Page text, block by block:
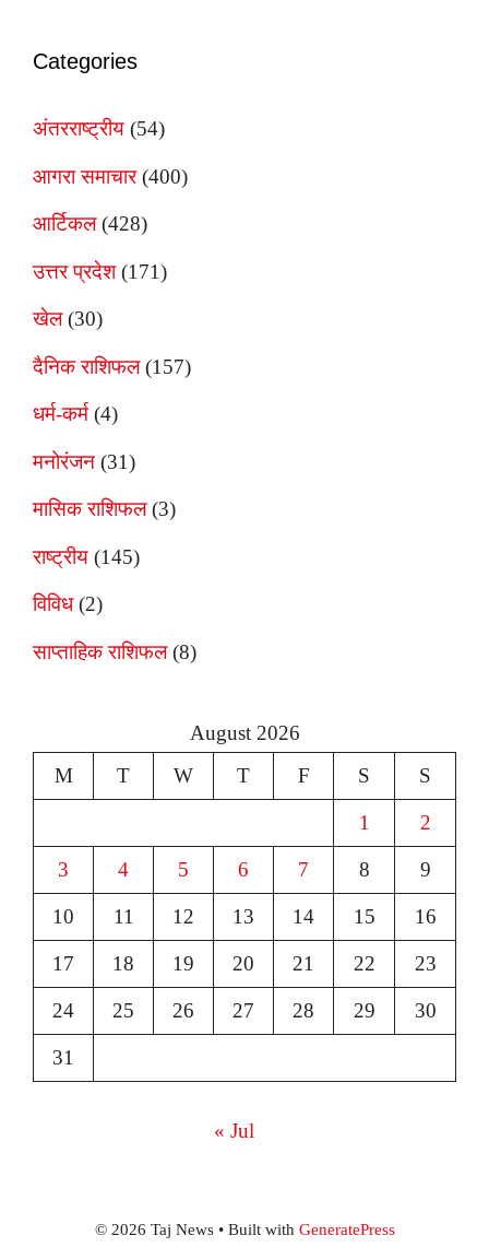
Categories
अंतरराष्ट्रीय (54)
आगरा समाचार(400)
आर्टिकल(428)
उत्तर प्रदेश(171)
खेल(30)
दैनिक राशिफल(157)
धर्म-कर्म (4)
मनोरंजन (31)
मासिक राशिफल(3)
राष्ट्रीय (145)
विविध(2)
साप्ताहिक राशिफल(8)
August 2026
M
T W T F S S
1 2
3 4 5 6 7 8 9
10 11 12 13 14 15 16
17 18 19 20 21 22 23
24 25 26 27 28 29 30
31
« Jul
© 2026 Taj News• Built with GeneratePress